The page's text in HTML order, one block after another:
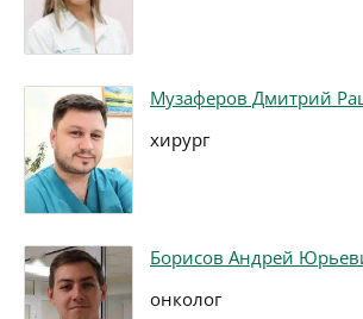
Музаферов Дмитрий
хирург
Борисов Андрей
онколог